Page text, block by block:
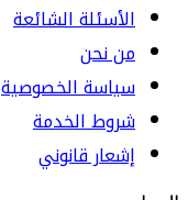
الأسئلة الشائعة
من نحن
سياسة الخصوصية
شروط الخدمة
إشعار قانوني